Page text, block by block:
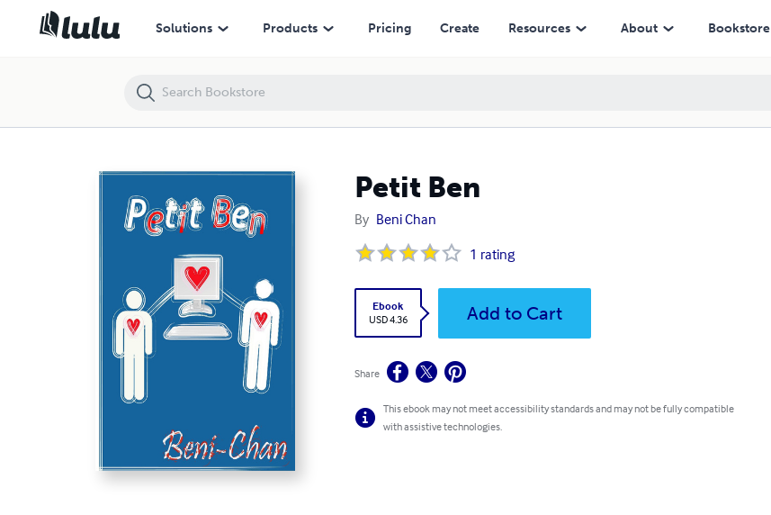
Solutions Products Pricing Create Resources About Bookstore
Petit Ben
By Beni Chan
1 rating
Ebook
USD 4.36
Add to Cart
Share
This ebook may not meet accessibility standards and may not be fully compatible
with assistive technologies.
Petit Ben